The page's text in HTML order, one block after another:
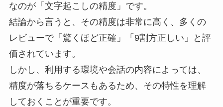
なのが「文字起こしの精度」です。
結論から言うと、その精度は非常に高く、多くの
レビューで「驚くほど正確」「9割方正しい」と評
価されています。
しかし、利用する環境や会話の内容によっては、
精度が落ちるケースもあるため、その特性を理解
しておくことが重要です。